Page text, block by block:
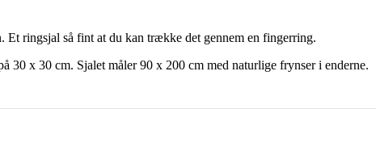
Et ringsjal så fint at du kan trække det gennem en fingerring.
30 x 30 cm. Sjalet måler 90 x 200 cm med naturlige frynser i enderne.